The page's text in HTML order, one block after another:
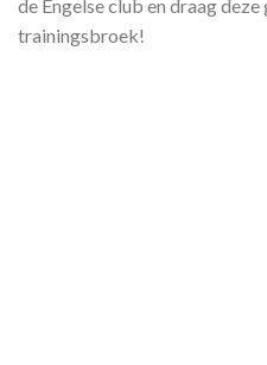
de Engelse club en draag
trainingsbroek!